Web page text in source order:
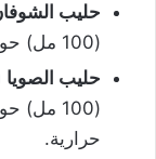
حليب
(100 مل) حوالي 0.8 جرام بروتين، و48 سعرة حرارية.
حليب
حرارية.